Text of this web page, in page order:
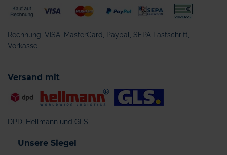
Rechnung, VISA, MasterCard, Paypal, SEPA Lastschrift,
Vorkasse
Versand mit
DPD, Hellmann und GLS
Unsere Siegel